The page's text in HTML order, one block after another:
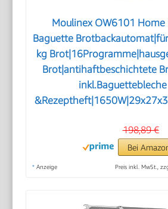
Moulinex OW6101 Home
Baguette
kg
Brot|antihaftbeschichtete
inkl.Baguettebleche
198,89 €
Bei
* Anzeige Preis inkl. MwSt.,